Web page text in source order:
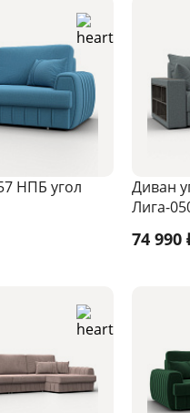
НПБ угол
Диван
Лига-
74 990